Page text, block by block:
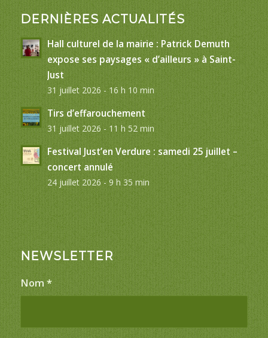
DERNIÈRES ACTUALITÉS
Hall culturel de la mairie : Patrick Demuth
expose ses paysages « d’ailleurs » à Saint-
Just
31 juillet 2026 - 16 h 10 min
Tirs d’effarouchement
31 juillet 2026 - 11 h 52 min
Festival Just’en Verdure : samedi 25 juillet –
concert annulé
24 juillet 2026 - 9 h 35 min
NEWSLETTER
Nom *